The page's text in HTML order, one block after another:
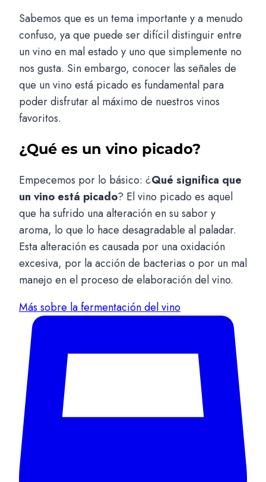
Sabemos que es un tema importante y a menudo
confuso, ya que puede ser difícil distinguir entre
un vino en mal estado y uno que simplemente no
nos gusta. Sin embargo, conocer las señales de
que un vino está picado es fundamental para
poder disfrutar al máximo de nuestros vinos
favoritos.
¿Qué es un vino picado?
Empecemos por lo básico: ¿Qué significa que
un vino está picado? El vino picado es aquel
que ha sufrido una alteración en su sabor y
aroma, lo que lo hace desagradable al paladar.
Esta alteración es causada por una oxidación
excesiva, por la acción de bacterias o por un mal
manejo en el proceso de elaboración del vino.
Más sobre la fermentación del vino